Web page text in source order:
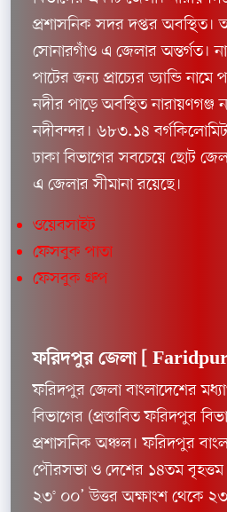
প্রশাসনিক সদর দপ্তর অবস্থিত।
সোনারগাঁও এ জেলার অন্তর্গত।
পাটের জন্য প্রাচ্যের ড্যান্ডি নামে
নদীর পাড়ে অবস্থিত নারায়ণগঞ্জ
নদীবন্দর। ৬৮৩.১৪
ঢাকা বিভাগের সবচেয়ে ছোট
এ জেলার সীমানা রয়েছে।
ওয়েবসাইট
ফেসবুক পাতা
ফেসবুক গ্রুপ
ফরিদপুর জেলা [
ফরিদপুর জেলা বাংলাদেশের
বিভাগের (প্রস্তাবিত ফরিদপুর
প্রশাসনিক অঞ্চল। ফরিদপুর
পৌরসভা ও দেশের ১৪তম বৃহত্তম
২৩° ০০’ উত্তর অক্ষাংশ থেকে